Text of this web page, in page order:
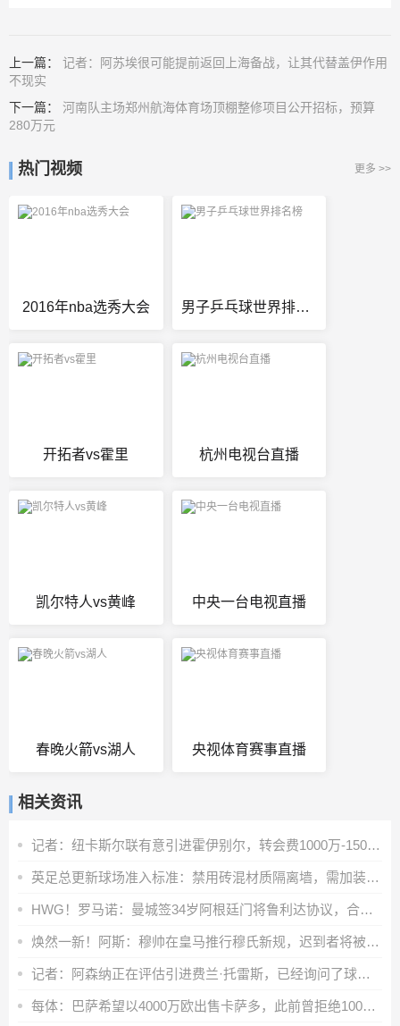
上一篇： 记者：阿苏埃很可能提前返回上海备战，让其代替盖伊作用
不现实
下一篇： 河南队主场郑州航海体育场顶棚整修项目公开招标，预算
280万元
热门视频 更多 >>
2016年nba选秀大会 男子乒乓球世界排名榜
开拓者vs霍里 杭州电视台直播
凯尔特人vs黄峰 中央一台电视直播
春晚火箭vs湖人 央视体育赛事直播
相关资讯
记者：纽卡斯尔联有意引进霍伊别尔，转会费1000万-1500万英镑
英足总更新球场准入标准：禁用砖混材质隔离墙，需加装安全防护层
HWG！罗马诺：曼城签34岁阿根廷门将鲁利达协议，合同2+1
焕然一新！阿斯：穆帅在皇马推行穆氏新规，迟到者将被罚缺席合练
记者：阿森纳正在评估引进费兰·托雷斯，已经询问了球员情况
每体：巴萨希望以4000万欧出售卡萨多，此前曾拒绝1000多万欧报价